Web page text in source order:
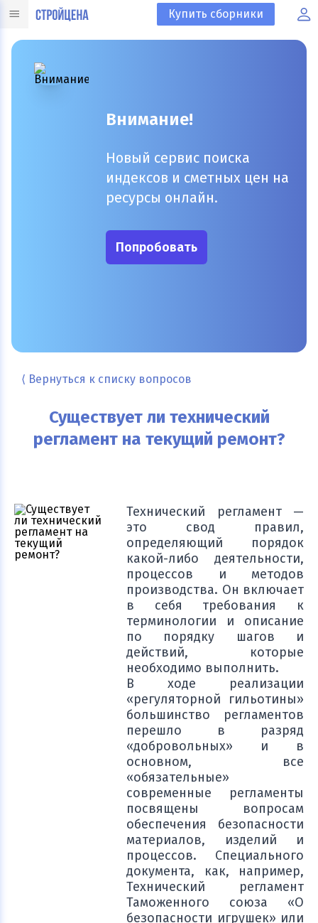
Купить сборники
Внимание!
Новый сервис поиска
индексов и сметных цен на
ресурсы онлайн.
Попробовать
⟨ Вернуться к списку вопросов
Существует ли технический
регламент на текущий ремонт?
Технический регламент —
это свод правил,
определяющий порядок
какой-либо деятельности,
процессов и методов
производства. Он включает
в себя требования к
терминологии и описание
по порядку шагов и
действий, которые
необходимо выполнить.
В ходе реализации
«регуляторной гильотины»
большинство регламентов
перешло в разряд
«добровольных» и в
основном, все
«обязательные»
современные регламенты
посвящены вопросам
обеспечения безопасности
материалов, изделий и
процессов. Специального
документа, как, например,
Технический регламент
Таможенного союза «О
безопасности игрушек» или